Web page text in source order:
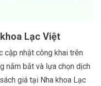
Lạc Việt
cập nhật công khai trên
nắm bắt và lựa chọn dịch
giá tại Nha khoa Lạc